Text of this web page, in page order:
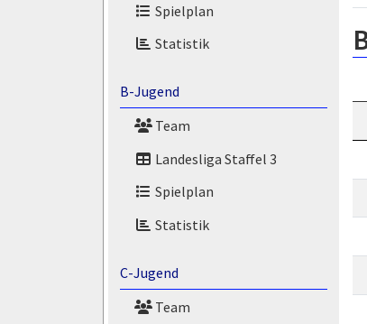
Spielplan
Statistik
B-Jugend
Team
Landesliga Staffel 3
Spielplan
Statistik
C-Jugend
Team